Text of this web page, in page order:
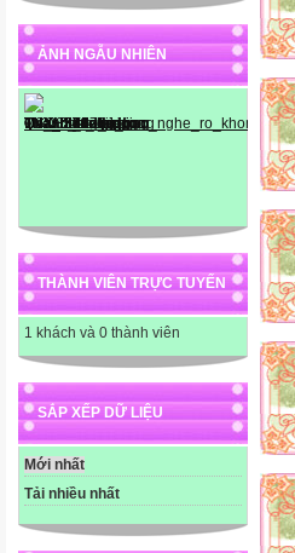
ẢNH NGẪU NHIÊN
THÀNH VIÊN TRỰC TUYẾN
1 khách và 0 thành viên
SẮP XẾP DỮ LIỆU
Mới nhất
Tải nhiều nhất